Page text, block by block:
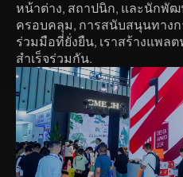
หน้าต่าง, สถาปนิก, และนักพัฒ
ครอบคลุม, การสนับสนุนทางก
ร่วมมือที่ยั่งยืน, เราสร้างแพล
สำเร็จร่วมกัน.